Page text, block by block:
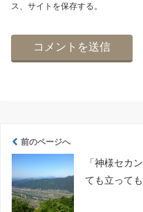
ス、サイトを保存する。
前のページへ
「神様セカ
ても立って